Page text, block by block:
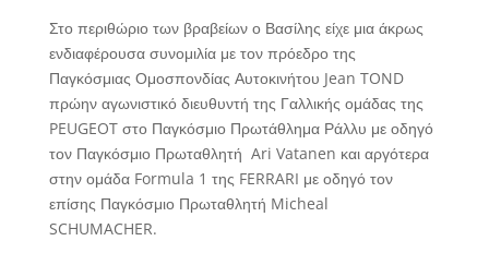
Στο περιθώριο των βραβείων ο Βασίλης είχε μια άκρως
ενδιαφέρουσα συνομιλία με τον πρόεδρο της
Παγκόσμιας Ομοσπονδίας Αυτοκινήτου Jean TOND
πρώην αγωνιστικό διευθυντή της Γαλλικής ομάδας της
PEUGEOT στο Παγκόσμιο Πρωτάθλημα Ράλλυ με οδηγό
τον Παγκόσμιο Πρωταθλητή Ari Vatanen και αργότερα
στην ομάδα Formula 1 της FERRARI με οδηγό τον
επίσης Παγκόσμιο Πρωταθλητή Micheal
SCHUMACHER.